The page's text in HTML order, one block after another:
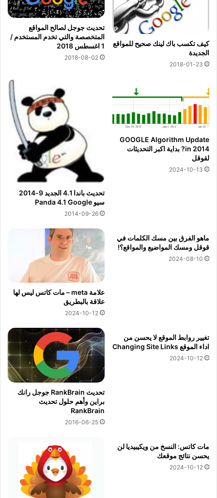
كيف تكسب باك لينك صحيح للمواقع
الجديدة
2018-01-23
تحديث جوجل لصالح المواقع
المتخصصة والتي تخدم المستخدم /
1 اغسطس 2018
2018-08-02
GOOGLE Algorithm Update
in 2014? بداية اكبر التحديثات
لقوقل
2024-10-13
تحديث باندا 4.1 الجديد 9-2014
سيو Panda 4.1 Google
2014-09-26
ماهو الفرق بين مسك الكلمات في
قوقل ومسك المواضيع والمواقع؟!
2024-08-10
علامة meta – مات كاتس ليس لها
علاقة بالبطريق
2024-10-12
تغيير روابط الموقع لا يحسن من
اداء الموقع Changing Site Links
2024-10-12
تحديث RankBrain جوجل رانك
براين وأهم حلول تحديث
RankBrain
2016-06-25
مات كاتس: النسخ من ويكيبيديا لن
يحسن نتائج موقعك
2024-10-12